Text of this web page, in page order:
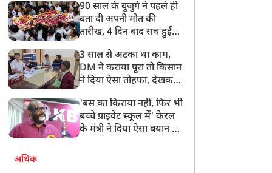
90 साल के बुजुर्ग ने पहले ही
बता दी अपनी मौत की
तारीख, 4 दिन बाद सच हुई
साथ निकाली अंतिम यात्रा
3 साल से अटका था काम,
DM ने कराया पूरा तो किसान
ने दिया ऐसा तोहफा, देखकर
अनमोल कुछ नहीं
'बस का किराया नहीं, फिर भी
बच्चे प्राइवेट स्कूल में' केरल
के मंत्री ने दिया ऐसा बयान की
अधिक